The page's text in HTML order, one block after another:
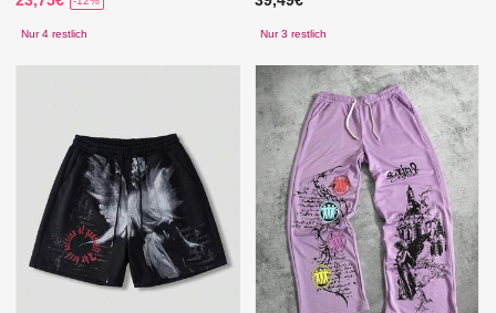
Nur 4 restlich Nur 3 restlich